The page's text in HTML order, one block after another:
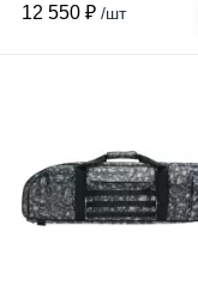
12 550 ₽ /шт